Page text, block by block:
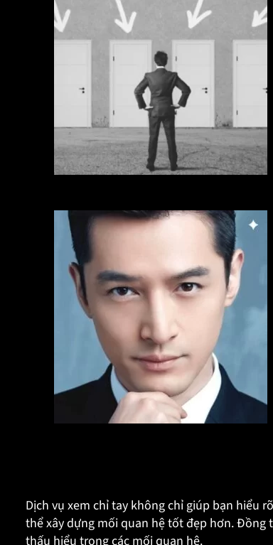
Dịch vụ xem chỉ tay không chỉ giúp bạn hiểu
thể xây dựng mối quan hệ tốt đẹp hơn. Đồng
thấu hiểu trong các mối quan hệ.